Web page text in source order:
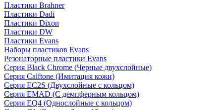
Пластики Brahner
Пластики Dadi
Пластики Dixon
Пластики DW
Пластики Evans
Наборы пластиков Evans
Резонаторные пластики Evans
Серия Black Chrome (Черные двухслойные)
Серия Calftone (Имитация кожи)
Серия EC2S (Двухслойные с кольцом)
Серия EMAD (С демпферным кольцом)
Серия EQ4 (Однослойные с кольцом)